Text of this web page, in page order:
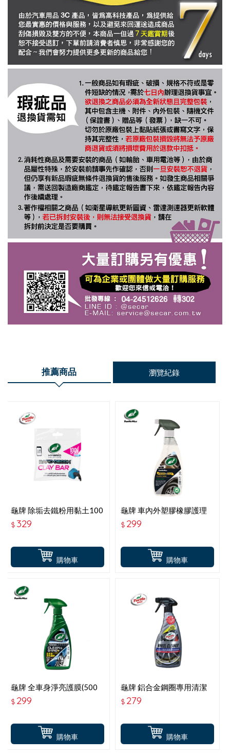
推薦商品 瀏覽紀錄
購物車
龜牌 除垢去鐵粉用黏土100
克 T760
$ 329
購物車
龜牌 車內外塑膠橡膠護理
液(500毫升) T427
$ 299
購物車
龜牌 全車身淨亮護膜(500
毫升) T165
$ 299
購物車
龜牌 鋁合金鋼圈專用清潔
劑(500毫升) T819
$ 279